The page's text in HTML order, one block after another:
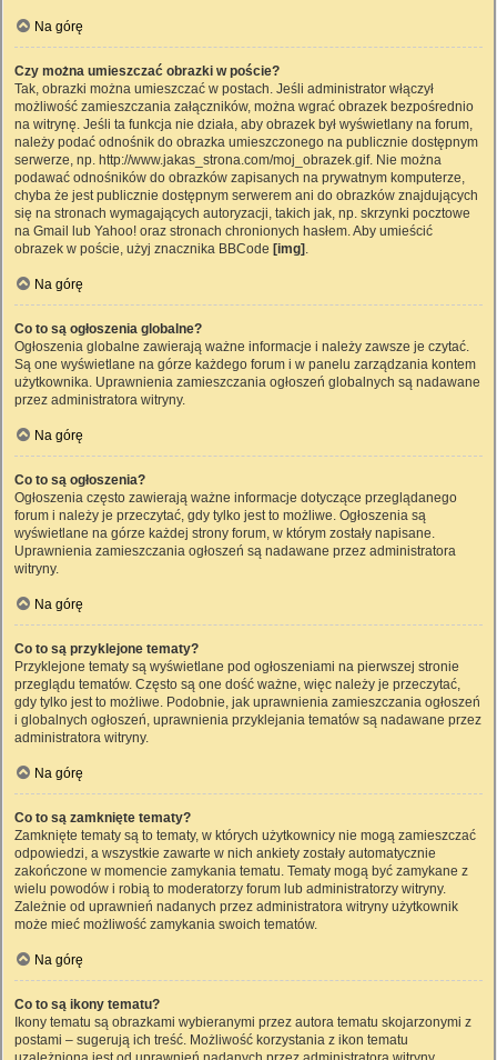
Na górę
Czy można umieszczać obrazki w poście?
Tak, obrazki można umieszczać w postach. Jeśli administrator włączył
możliwość zamieszczania załączników, można wgrać obrazek bezpośrednio
na witrynę. Jeśli ta funkcja nie działa, aby obrazek był wyświetlany na forum,
należy podać odnośnik do obrazka umieszczonego na publicznie dostępnym
serwerze, np. http://www.jakas_strona.com/moj_obrazek.gif. Nie można
podawać odnośników do obrazków zapisanych na prywatnym komputerze,
chyba że jest publicznie dostępnym serwerem ani do obrazków znajdujących
się na stronach wymagających autoryzacji, takich jak, np. skrzynki pocztowe
na Gmail lub Yahoo! oraz stronach chronionych hasłem. Aby umieścić
obrazek w poście, użyj znacznika BBCode [img] .
Na górę
Co to są ogłoszenia globalne?
Ogłoszenia globalne zawierają ważne informacje i należy zawsze je czytać.
Są one wyświetlane na górze każdego forum i w panelu zarządzania kontem
użytkownika. Uprawnienia zamieszczania ogłoszeń globalnych są nadawane
przez administratora witryny.
Na górę
Co to są ogłoszenia?
Ogłoszenia często zawierają ważne informacje dotyczące przeglądanego
forum i należy je przeczytać, gdy tylko jest to możliwe. Ogłoszenia są
wyświetlane na górze każdej strony forum, w którym zostały napisane.
Uprawnienia zamieszczania ogłoszeń są nadawane przez administratora
witryny.
Na górę
Co to są przyklejone tematy?
Przyklejone tematy są wyświetlane pod ogłoszeniami na pierwszej stronie
przeglądu tematów. Często są one dość ważne, więc należy je przeczytać,
gdy tylko jest to możliwe. Podobnie, jak uprawnienia zamieszczania ogłoszeń
i globalnych ogłoszeń, uprawnienia przyklejania tematów są nadawane przez
administratora witryny.
Na górę
Co to są zamknięte tematy?
Zamknięte tematy są to tematy, w których użytkownicy nie mogą zamieszczać
odpowiedzi, a wszystkie zawarte w nich ankiety zostały automatycznie
zakończone w momencie zamykania tematu. Tematy mogą być zamykane z
wielu powodów i robią to moderatorzy forum lub administratorzy witryny.
Zależnie od uprawnień nadanych przez administratora witryny użytkownik
może mieć możliwość zamykania swoich tematów.
Na górę
Co to są ikony tematu?
Ikony tematu są obrazkami wybieranymi przez autora tematu skojarzonymi z
postami – sugerują ich treść. Możliwość korzystania z ikon tematu